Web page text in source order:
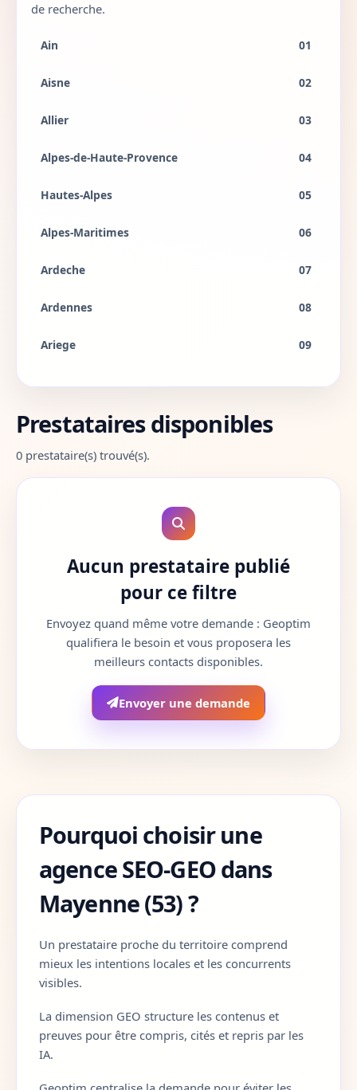
de recherche.
Ain 01
Aisne 02
Allier 03
Alpes-de-Haute-Provence 04
Hautes-Alpes 05
Alpes-Maritimes 06
Ardeche 07
Ardennes 08
Ariege 09
Aude
Aveyron
Cantal
Charente-Maritime
Cotes-d-Armor 22
Creuse
Dordogne
Doubs
Drome
Eure
Eure-et-Loir
Finistere
Prestataires disponibles
0 prestataire(s) trouvé(s).
Aucun prestataire publié
pour ce filtre
Envoyez quand même votre demande : Geoptim
qualifiera le besoin et vous proposera les
meilleurs contacts disponibles.
Envoyer une demande
Pourquoi choisir une
agence SEO-GEO dans
Mayenne (53) ?
Un prestataire proche du territoire comprend
mieux les intentions locales et les concurrents
visibles.
La dimension GEO structure les contenus et
preuves pour être compris, cités et repris par les
IA.